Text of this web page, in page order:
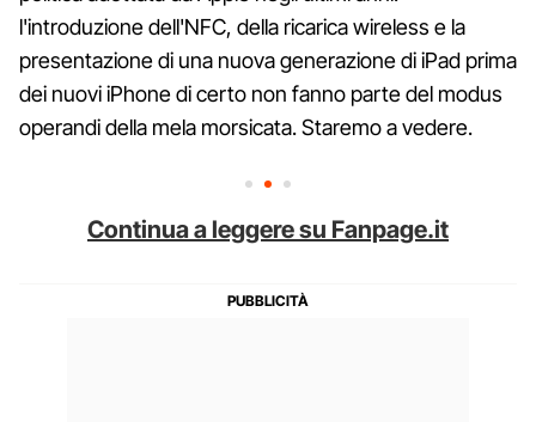
l'introduzione dell'NFC, della ricarica wireless e la
presentazione di una nuova generazione di iPad prima
dei nuovi iPhone di certo non fanno parte del modus
operandi della mela morsicata. Staremo a vedere.
Continua a leggere su Fanpage.it